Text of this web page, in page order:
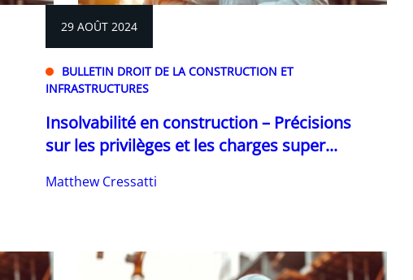
29 AOÛT 2024
BULLETIN DROIT DE LA CONSTRUCTION ET
INFRASTRUCTURES
Insolvabilité en construction – Précisions
sur les privilèges et les charges super...
Matthew Cressatti